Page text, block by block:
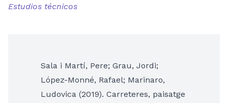
Estudios técnicos
Sala i Martí, Pere; Grau, Jordi;
López-Monné, Rafael; Marinaro,
Ludovica (2019). Carreteres, paisatge